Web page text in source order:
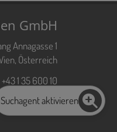
GmbH
Annagasse 1
Österreich
+43 1 35 600 10
1 35 600 10 80
Suchagent aktivieren